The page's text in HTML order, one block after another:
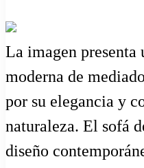
La imagen presenta
moderna de
por su elegancia y
naturaleza. El sofá
diseño